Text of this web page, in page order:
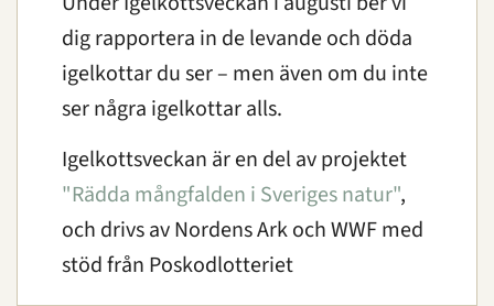
dig rapportera in de levande och döda
igelkottar du ser – men även om du inte
ser några igelkottar alls.
Igelkottsveckan är en del av projektet
"Rädda mångfalden i Sveriges natur",
och drivs av Nordens Ark och WWF med
stöd från Poskodlotteriet